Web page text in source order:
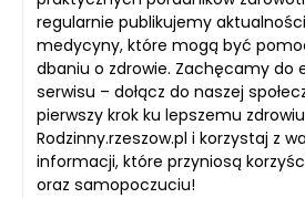
regularnie publikujemy
medycyny, które mogą być
dbaniu o zdrowie. Zachęcamy do
serwisu – dołącz do naszej
pierwszy krok ku lepszemu
Rodzinny.rzeszow.pl i korzystaj z
informacji, które przyniosą
oraz samopoczuciu!